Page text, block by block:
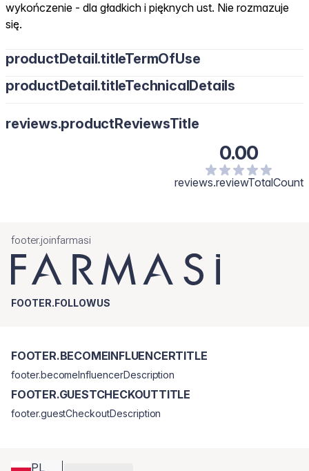
wykończenie - dla gładkich i pięknych ust. Nie rozmazuje
się.
productDetail.titleTermOfUse
productDetail.titleTechnicalDetails
reviews.productReviewsTitle
0.00
reviews.reviewTotalCount
footer.joinfarmasi
FOOTER.FOLLOWUS
PL
FOOTER.BECOMEINFLUENCERTITLE
footer.becomeInfluencerDescription
FOOTER.GUESTCHECKOUTTITLE
footer.guestCheckoutDescription